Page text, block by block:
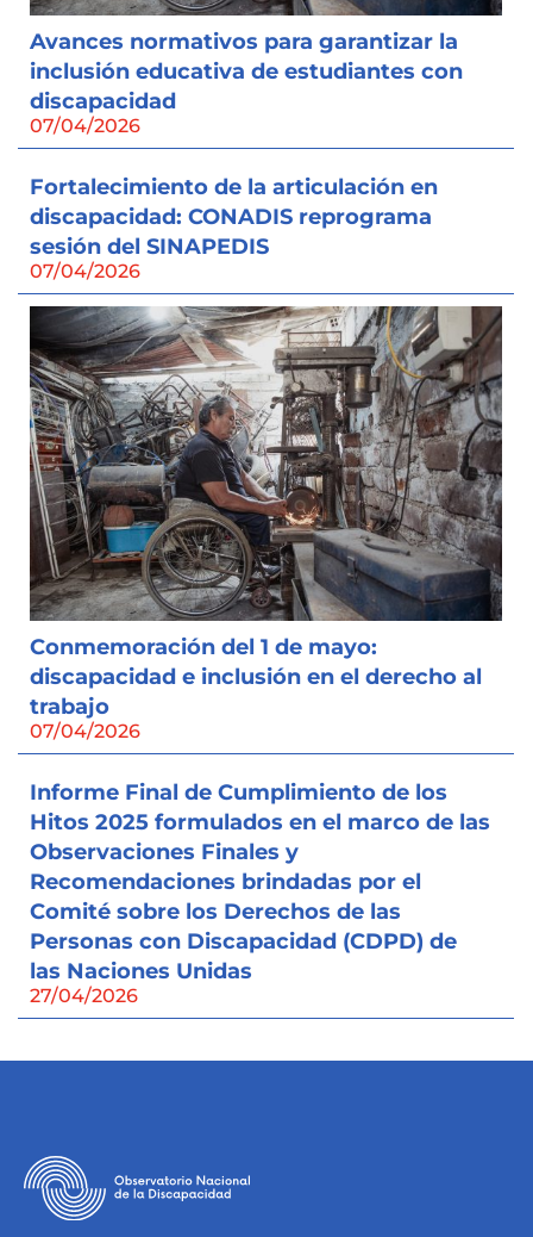
Avances normativos para garantizar la
inclusión educativa de estudiantes con
discapacidad
07/04/2026
Fortalecimiento de la articulación en
discapacidad: CONADIS reprograma
sesión del SINAPEDIS
07/04/2026
Conmemoración del 1 de mayo:
discapacidad e inclusión en el derecho al
trabajo
07/04/2026
Informe Final de Cumplimiento de los
Hitos 2025 formulados en el marco de las
Observaciones Finales y
Recomendaciones brindadas por el
Comité sobre los Derechos de las
Personas con Discapacidad (CDPD) de
las Naciones Unidas
27/04/2026